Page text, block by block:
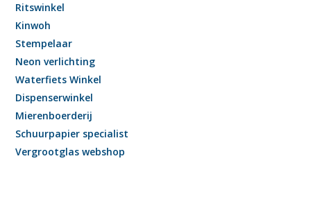
Ritswinkel
Kinwoh
Stempelaar
Neon verlichting
Waterfiets Winkel
Dispenserwinkel
Mierenboerderij
Schuurpapier specialist
Vergrootglas webshop